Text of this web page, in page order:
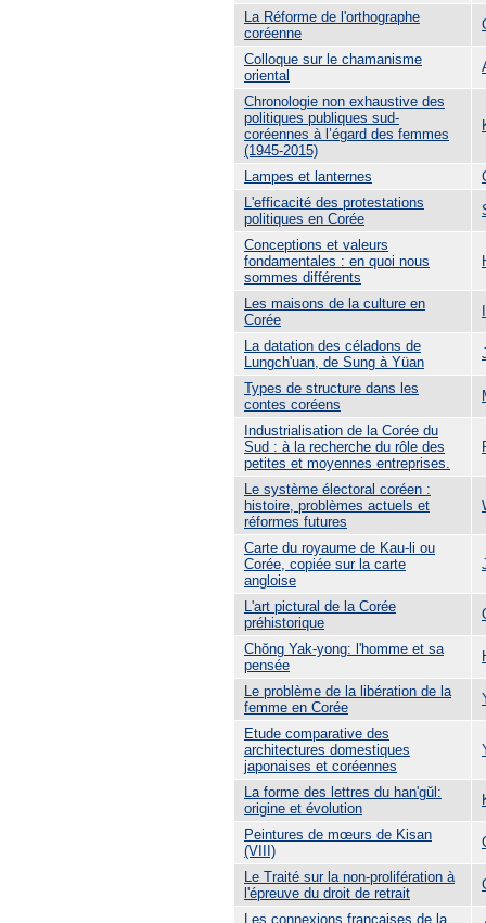
La Réforme de l'orthographe
coréenne
Colloque sur le chamanisme
oriental
Chronologie non exhaustive des
politiques publiques sud-
coréennes à l’égard des femmes
(1945-2015)
Lampes et lanternes
L'efficacité des protestations
politiques en Corée
Conceptions et valeurs
fondamentales : en quoi nous
sommes différents
Les maisons de la culture en
Corée
La datation des céladons de
Lungch'uan, de Sung à Yüan
Types de structure dans les
contes coréens
Industrialisation de la Corée du
Sud : à la recherche du rôle des
petites et moyennes entreprises.
Le système électoral coréen :
histoire, problèmes actuels et
réformes futures
Carte du royaume de Kau-li ou
Corée, copiée sur la carte
angloise
L'art pictural de la Corée
préhistorique
Chŏng Yak-yong: l'homme et sa
pensée
Le problème de la libération de la
femme en Corée
Etude comparative des
architectures domestiques
japonaises et coréennes
La forme des lettres du han'gŭl:
origine et évolution
Peintures de mœurs de Kisan
(VIII)
Le Traité sur la non-prolifération à
l'épreuve du droit de retrait
Les connexions françaises de la